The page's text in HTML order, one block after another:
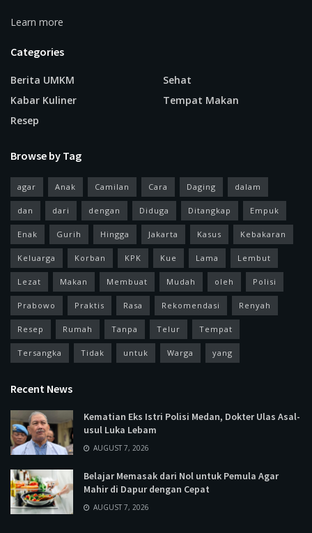
Learn more
Categories
Berita UMKM
Kabar Kuliner
Resep
Sehat
Tempat Makan
Browse by Tag
agar Anak Camilan Cara Daging dalam
dan dari dengan Diduga Ditangkap Empuk
Enak Gurih Hingga Jakarta Kasus Kebakaran
Keluarga Korban KPK Kue Lama Lembut
Lezat Makan Membuat Mudah oleh Polisi
Prabowo Praktis Rasa Rekomendasi Renyah
Resep Rumah Tanpa Telur Tempat
Tersangka Tidak untuk Warga yang
Recent News
Kematian Eks Istri Polisi Medan, Dokter Ulas Asal-
usul Luka Lebam
AUGUST 7, 2026
Belajar Memasak dari Nol untuk Pemula Agar
Mahir di Dapur dengan Cepat
AUGUST 7, 2026